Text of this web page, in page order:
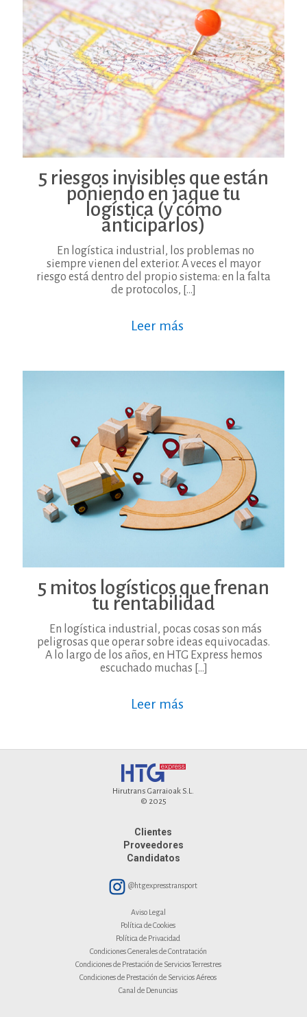
5 riesgos invisibles que están
poniendo en jaque tu
logística (y cómo
anticiparlos)
En logística industrial, los problemas no
siempre vienen del exterior. A veces el mayor
riesgo está dentro del propio sistema: en la falta
de protocolos, […]
Leer más
5 mitos logísticos que frenan
tu rentabilidad
En logística industrial, pocas cosas son más
peligrosas que operar sobre ideas equivocadas.
A lo largo de los años, en HTG Express hemos
escuchado muchas […]
Leer más
Hirutrans Garraioak S.L.
© 2025
Clientes
Proveedores
Candidatos
@htgexpresstransport
Aviso Legal
Política de Cookies
Política de Privacidad
Condiciones Generales de Contratación
Condiciones de Prestación de Servicios Terrestres
Condiciones de Prestación de Servicios Aéreos
Canal de Denuncias